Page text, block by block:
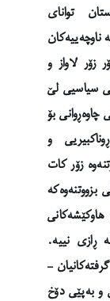
توانای
ناوچەییەکان
زۆر لاواز و
سیاسیی لێ
بۆ
و
زۆر کات
بزووتنەوەکە
ڕازی نییە.
–
و بەپێی دۆخ